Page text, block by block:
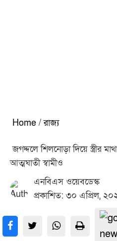
Home / রাজ্য
জগদ্দলে শিলনোড়া দিয়ে স্ত্রীর
আত্মঘাতী স্বামীও
এনবিএস ওয়েবডেস্ক
প্রকাশিত: ৩০ এপ্রিল,